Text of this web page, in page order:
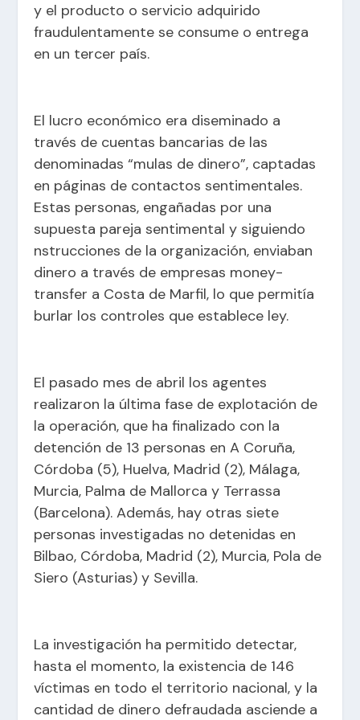
y el producto o servicio adquirido
fraudulentamente se consume o entrega
en un tercer país.
El lucro económico era diseminado a
través de cuentas bancarias de las
denominadas “mulas de dinero”, captadas
en páginas de contactos sentimentales.
Estas personas, engañadas por una
supuesta pareja sentimental y siguiendo
nstrucciones de la organización, enviaban
dinero a través de empresas money-
transfer a Costa de Marfil, lo que permitía
burlar los controles que establece ley.
El pasado mes de abril los agentes
realizaron la última fase de explotación de
la operación, que ha finalizado con la
detención de 13 personas en A Coruña,
Córdoba (5), Huelva, Madrid (2), Málaga,
Murcia, Palma de Mallorca y Terrassa
(Barcelona). Además, hay otras siete
personas investigadas no detenidas en
Bilbao, Córdoba, Madrid (2), Murcia, Pola de
Siero (Asturias) y Sevilla.
La investigación ha permitido detectar,
hasta el momento, la existencia de 146
víctimas en todo el territorio nacional, y la
cantidad de dinero defraudada asciende a